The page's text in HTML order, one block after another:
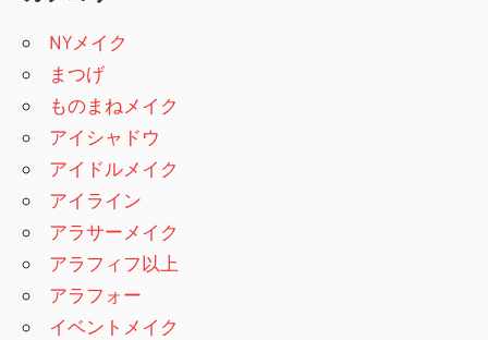
NYメイク
まつげ
ものまねメイク
アイシャドウ
アイドルメイク
アイライン
アラサーメイク
アラフィフ以上
アラフォー
イベントメイク